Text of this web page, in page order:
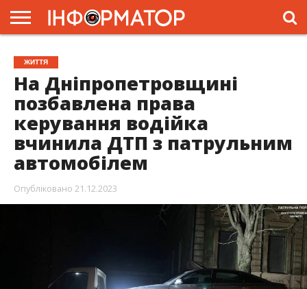
ГОЛОВНА
ЖИТТЯ
ВЛАДА
ГРОШІ
ТРЕШ
ПРЕС-
РЕЛІЗИ
РЕКЛАМА
ПРОЕКТИ
ЖИТТЯ
На Дніпропетровщині
позбавлена права
керування водійка
вчинила ДТП з патрульним
автомобілем
Опубліковано 21.12.2023